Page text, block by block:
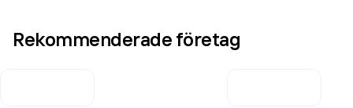
Rekommenderade företag